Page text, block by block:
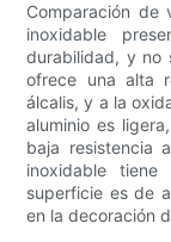
Comparación de
inoxidable
durabilidad, y no
ofrece una alta
álcalis, y a la
aluminio es
baja resistencia
inoxidable
superficie es de
en la decoración